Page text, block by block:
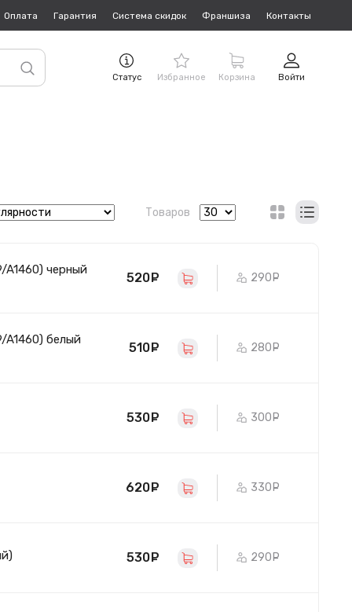
Оплата Гарантия Система скидок Франшиза Контакты
Статус Избранное Корзина Войти
Товаров
A1460) черный
520 руб. 290
A1460) белый
510 руб. 280
530 руб. 300
620 руб. 330
530 руб. 290